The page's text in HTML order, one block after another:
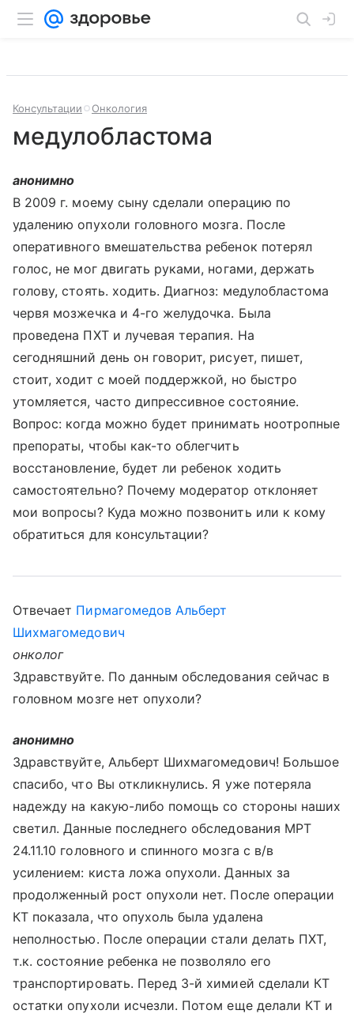
Консультации Онкология
медулобластома
анонимно
В 2009 г. моему сыну сделали операцию по
удалению опухоли головного мозга. После
оперативного вмешательства ребенок потерял
голос, не мог двигать руками, ногами, держать
голову, стоять. ходить. Диагноз: медулобластома
червя мозжечка и 4-го желудочка. Была
проведена ПХТ и лучевая терапия. На
сегодняшний день он говорит, рисует, пишет,
стоит, ходит с моей поддержкой, но быстро
утомляется, часто дипрессивное состояние.
Вопрос: когда можно будет принимать ноотропные
препораты, чтобы как-то облегчить
восстановление, будет ли ребенок ходить
самостоятельно? Почему модератор отклоняет
мои вопросы? Куда можно позвонить или к кому
обратиться для консультации?
Отвечает Пирмагомедов Альберт
Шихмагомедович
онколог
Здравствуйте. По данным обследования сейчас в
головном мозге нет опухоли?
анонимно
Здравствуйте, Альберт Шихмагомедович! Большое
спасибо, что Вы откликнулись. Я уже потеряла
надежду на какую-либо помощь со стороны наших
светил. Данные последнего обследования МРТ
24.11.10 головного и спинного мозга с в/в
усилением: киста ложа опухоли. Данных за
продолженный рост опухоли нет. После операции
КТ показала, что опухоль была удалена
неполностью. После операции стали делать ПХТ,
т.к. состояние ребенка не позволяло его
транспортировать. Перед 3-й химией сделали КТ
остатки опухоли исчезли. Потом еще делали КТ и